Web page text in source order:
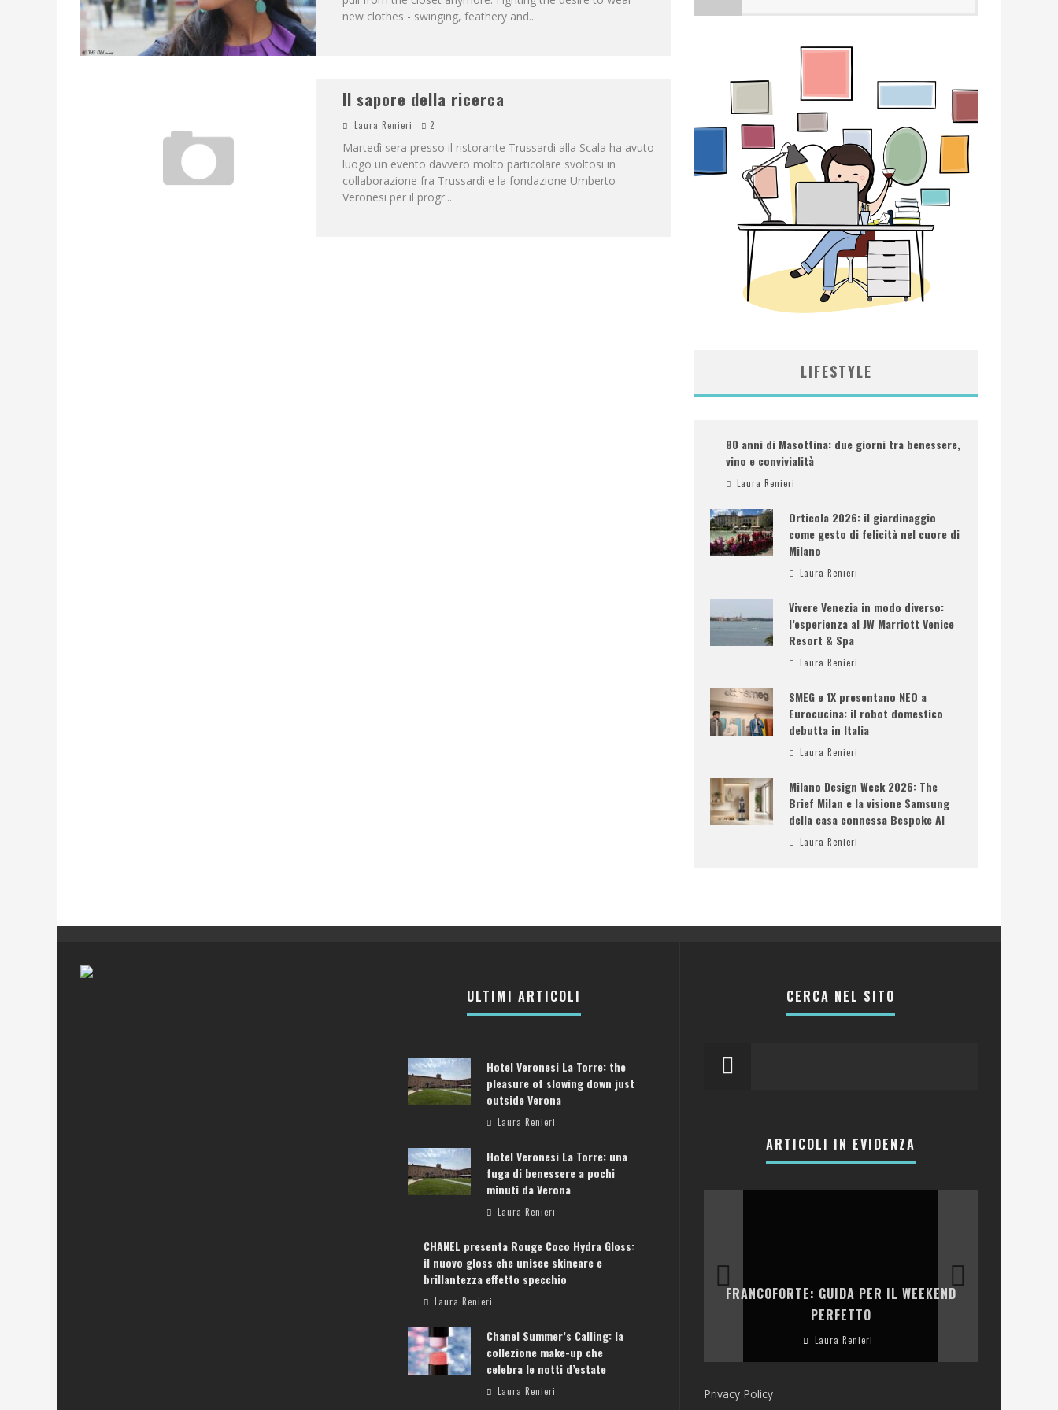
new clothes - swinging, feathery and...
Il sapore della ricerca
Laura Renieri 2
Martedì sera presso il ristorante Trussardi alla Scala ha avuto
luogo un evento davvero molto particolare svoltosi in
collaborazione fra Trussardi e la fondazione Umberto
Veronesi per il progr...
LIFESTYLE
80 anni di Masottina: due giorni tra benessere,
vino e convivialità
Laura Renieri
Orticola 2026: il giardinaggio
come gesto di felicità nel cuore di
Milano
Laura Renieri
Vivere Venezia in modo diverso:
l’esperienza al JW Marriott Venice
Resort & Spa
Laura Renieri
SMEG e 1X presentano NEO a
Eurocucina: il robot domestico
debutta in Italia
Laura Renieri
Milano Design Week 2026: The
Brief Milan e la visione Samsung
della casa connessa Bespoke AI
Laura Renieri
ULTIMI ARTICOLI
Hotel Veronesi La Torre: the
pleasure of slowing down just
outside Verona
Laura Renieri
Hotel Veronesi La Torre: una
fuga di benessere a pochi
minuti da Verona
Laura Renieri
CHANEL presenta Rouge Coco Hydra Gloss:
il nuovo gloss che unisce skincare e
brillantezza effetto specchio
Laura Renieri
Chanel Summer’s Calling: la
collezione make-up che
celebra le notti d’estate
Laura Renieri
CERCA NEL SITO
ARTICOLI IN EVIDENZA
Laura Renieri
FRANCOFORTE: GUIDA PER IL WEEKEND
PERFETTO
Laura Renieri
Privacy Policy